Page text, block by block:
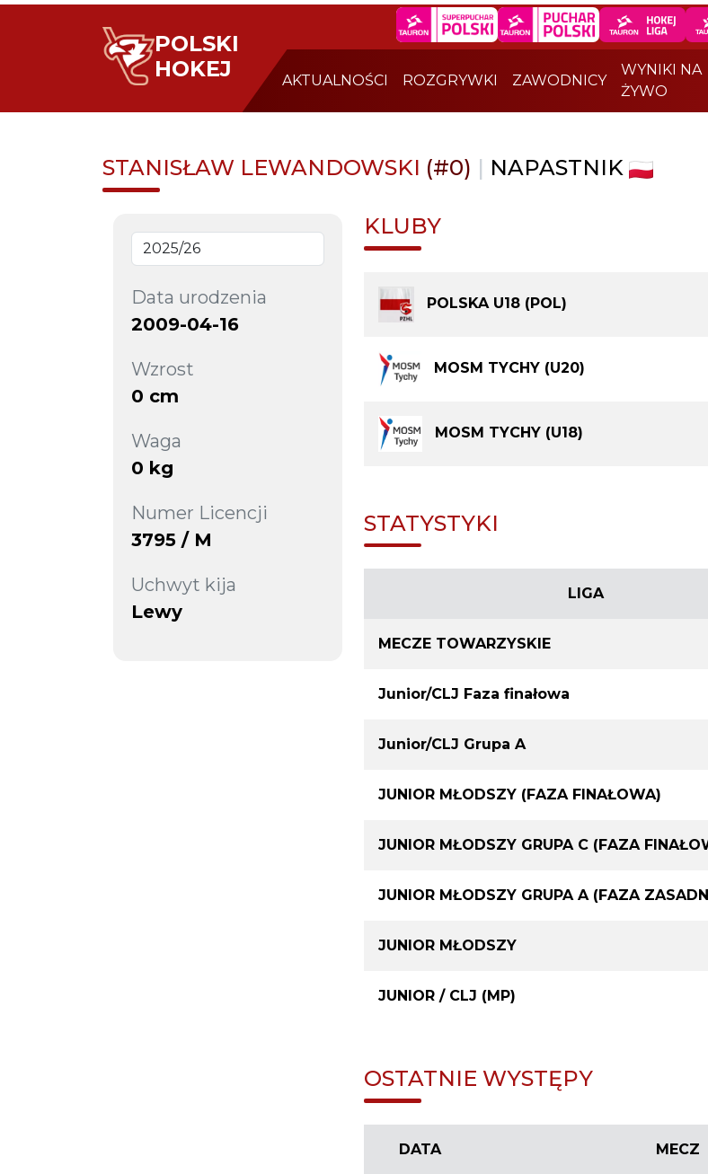
POLSKI
HOKEJ
AKTUALNOŚCI ROZGRYWKI ZAWODNICY
WYNIKI NA
ŻYWO
STANISŁAW LEWANDOWSKI (#0) | NAPASTNIK
Data urodzenia
2009-04-16
Wzrost
0 cm
Waga
0 kg
Numer Licencji
3795 / M
Uchwyt kija
Lewy
KLUBY
POLSKA U18 (POL)
MOSM TYCHY (U20)
MOSM TYCHY (U18)
STATYSTYKI
LIGA
MECZE TOWARZYSKIE
Junior/CLJ Faza finałowa
Junior/CLJ Grupa A
JUNIOR MŁODSZY (FAZA FINAŁOWA)
JUNIOR MŁODSZY GRUPA C (FAZA
JUNIOR MŁODSZY GRUPA A (FAZA
JUNIOR MŁODSZY
JUNIOR / CLJ (MP)
OSTATNIE WYSTĘPY
DATA MECZ